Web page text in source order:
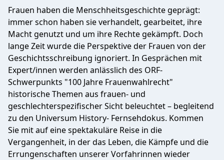
Frauen haben die Menschheitsgeschichte geprägt:
immer schon haben sie verhandelt, gearbeitet, ihre
Macht genutzt und um ihre Rechte gekämpft. Doch
lange Zeit wurde die Perspektive der Frauen von der
Geschichtsschreibung ignoriert. In Gesprächen mit
Expert/innen werden anlässlich des ORF-
Schwerpunkts "100 Jahre Frauenwahlrecht"
historische Themen aus frauen- und
geschlechterspezifischer Sicht beleuchtet – begleitend
zu den Universum History- Fernsehdokus. Kommen
Sie mit auf eine spektakuläre Reise in die
Vergangenheit, in der das Leben, die Kämpfe und die
Errungenschaften unserer Vorfahrinnen wieder